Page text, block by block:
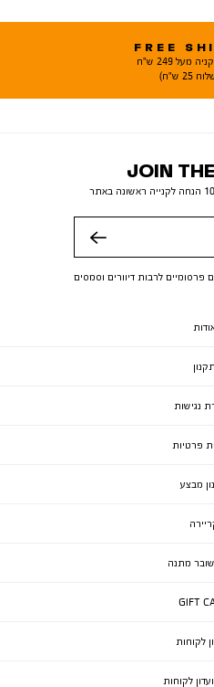
FREE
249 ש"ח
ש"ח)
JOIN
לרבות דיוורים וסמסים
תקנון
נגישות
פרטיות
מבצע
שובר מתנה
GIFT
לקוחות
לקוחות